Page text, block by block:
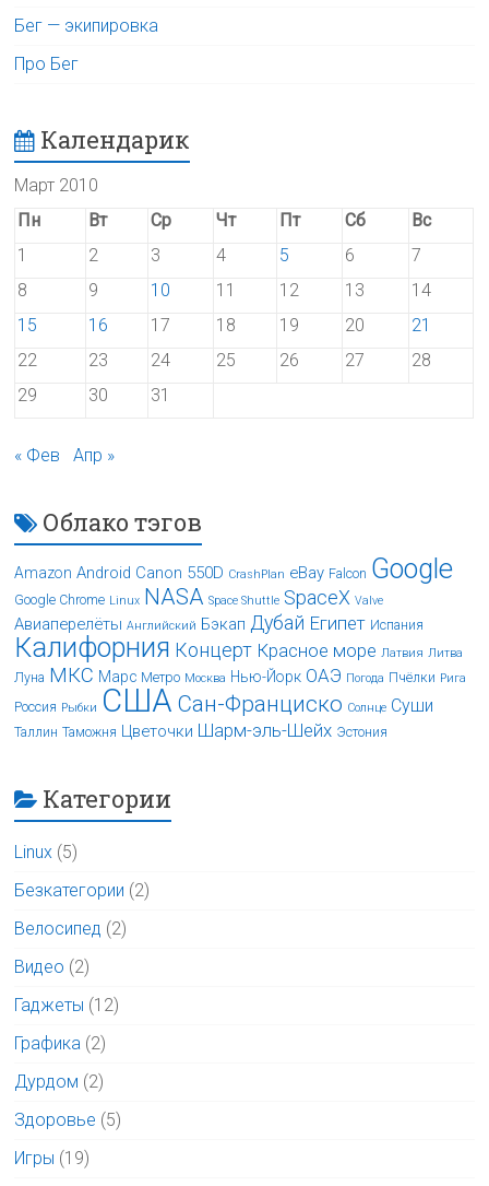
Бег — экипировка
Про Бег
Календарик
Март 2010
Пн
Вт Ср Чт Пт Сб
Вс
1
2 3 4 5 6
7
8
9 10 11 12 13
14
15
16 17 18 19 20
21
22
23 24 25 26 27
28
29
30 31
« Фев Апр »
Облако тэгов
Amazon Android Canon 550D CrashPlan eBay Falcon Google
Google Chrome Linux NASA Space Shuttle SpaceX Valve
Авиаперелёты Английский Бэкап Дубай Египет Испания
Калифорния Концерт Красное море Латвия Литва
Луна МКС Марс Метро Москва Нью-Йорк ОАЭ Погода Пчёлки Рига
Россия Рыбки США Сан-Франциско Солнце Суши
Таллин Таможня Цветочки Шарм-эль-Шейх Эстония
Категории
Linux (5)
Безкатегории (2)
Велосипед (2)
Видео (2)
Гаджеты (12)
Графика (2)
Дурдом (2)
Здоровье (5)
Игры (19)